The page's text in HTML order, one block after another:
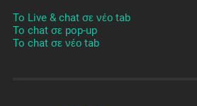
To Live & chat σε νέο tab
To chat σε pop-up
To chat σε νέο tab